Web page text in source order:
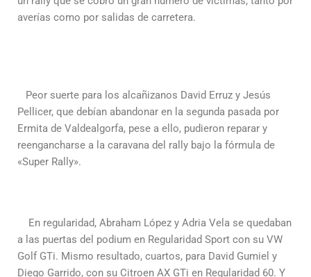
averías como por salidas de carretera.
Peor suerte para los alcañizanos David Erruz y Jesús
Pellicer, que debían abandonar en la segunda pasada por
Ermita de Valdealgorfa, pese a ello, pudieron reparar y
reengancharse a la caravana del rally bajo la fórmula de
«Super Rally».
En regularidad, Abraham López y Adria Vela se quedaban
a las puertas del podium en Regularidad Sport con su VW
Golf GTi. Mismo resultado, cuartos, para David Gumiel y
Diego Garrido, con su Citroen AX GTi en Regularidad 60. Y